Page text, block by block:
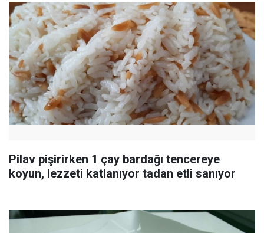
Pilav pişirirken 1 çay bardağı tencereye
koyun, lezzeti katlanıyor tadan etli sanıyor